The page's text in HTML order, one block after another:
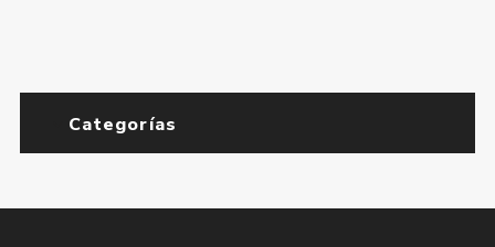
Categorías